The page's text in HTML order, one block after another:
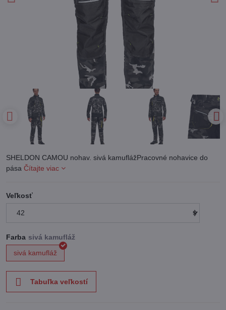
SHELDON CAMOU nohav. sivá kamuflážPracovné nohavice do
pása Čítajte viac
Veľkosť
Farba
sivá kamufláž
Tabuľka veľkostí